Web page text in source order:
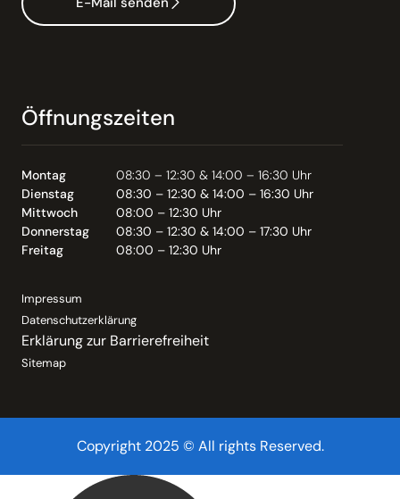
Öffnungszeiten
Montag
08:30 – 12:30 & 14:00 – 16:30 Uhr
Dienstag
08:30 – 12:30 & 14:00 – 16:30 Uhr
Mittwoch
08:00 – 12:30 Uhr
Donnerstag
08:30 – 12:30 & 14:00 – 17:30 Uhr
Freitag
08:00 – 12:30 Uhr
Impressum
Datenschutzerklärung
Erklärung zur Barrierefreiheit
Sitemap
Copyright 2025 © All rights Reserved.